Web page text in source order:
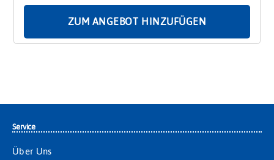
Menge
ZUM ANGEBOT HINZUFÜGEN
Service
Über Uns